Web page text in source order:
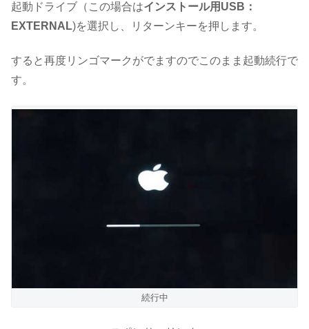
起動ドライブ（この場合はインストール用USB：
EXTERNAL)を選択し、リターンキーを押します。
すると再度リンゴマークがでますのでこのまま起動続行で
す。
続行中